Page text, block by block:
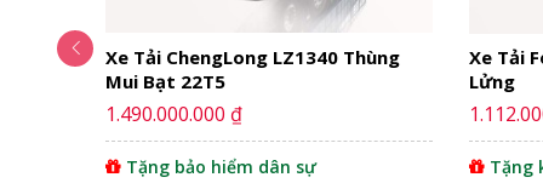
Xe Tải ChengLong LZ1340 Thùng
Mui Bạt 22T5
1.490.000.000 ₫
Tặng bảo hiểm dân sự
Xe Tải
Lửng
Tặng